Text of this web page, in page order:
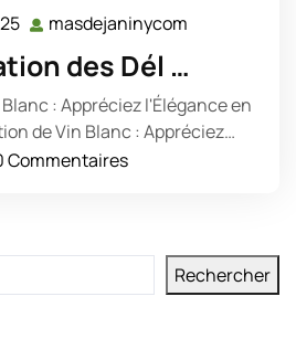
12
juin
2025
masdejaninycom
des Dél …
: Appréciez l'Élégance en
de Vin Blanc : Appréciez…
Commentaires
Rechercher